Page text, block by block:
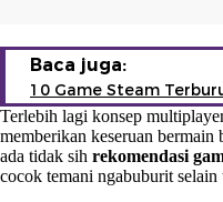
Baca juga:
10 Game Steam
Terlebih lagi konsep
memberikan keseruan bermain
ada tidak sih rekomendasi
cocok temani ngabuburit selain